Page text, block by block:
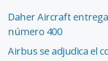
Daher Aircraft
número 400
Airbus se adjudica el